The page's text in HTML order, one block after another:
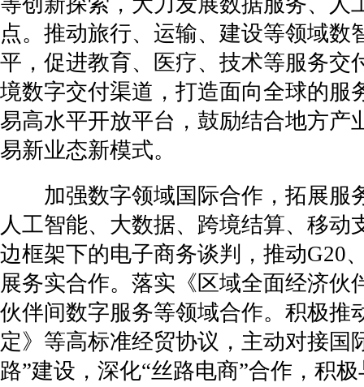
点。推动旅行、运输、建设等领域
平，促进教育、医疗、技术等服务交
境数字交付渠道，打造面向全球的服
易高水平开放平台，鼓励结合地方
易新业态新模式。
加强数字领域国际合作，拓展服
人工智能、大数据、跨境结算、移
边框架下的电子商务谈判，推动G20
展务实合作。落实《区域全面经济
伙伴间数字服务等领域合作。积极推
定》等高标准经贸协议，主动对接国
路”建设，深化“丝路电商”合作，积